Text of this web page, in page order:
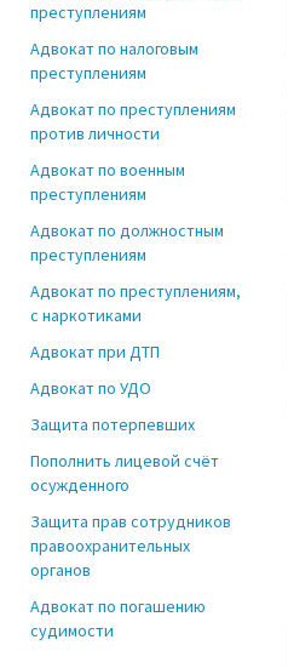
преступлениям
Адвокат по налоговым
преступлениям
Адвокат по преступлениям
против личности
Адвокат по военным
преступлениям
Адвокат по должностным
преступлениям
Адвокат по преступлениям,
с наркотиками
Адвокат при ДТП
Адвокат по УДО
Защита потерпевших
Пополнить лицевой счёт
осужденного
Защита прав сотрудников
правоохранительных
органов
Адвокат по погашению
судимости